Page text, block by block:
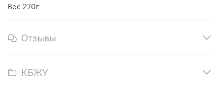
Вес 270г
Отзывы
КБЖУ